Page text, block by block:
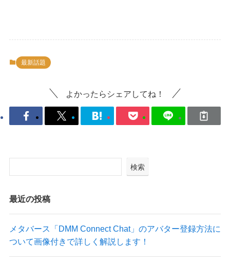
最新話題
よかったらシェアしてね！
検索
最近の投稿
メタバース「DMM Connect Chat」のアバター登録方法に
ついて画像付きで詳しく解説します！